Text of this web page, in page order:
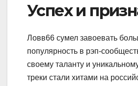
Успех и
Ловв66 сумел завоевать
популярность в рэп-
своему таланту и
треки стали хитами на